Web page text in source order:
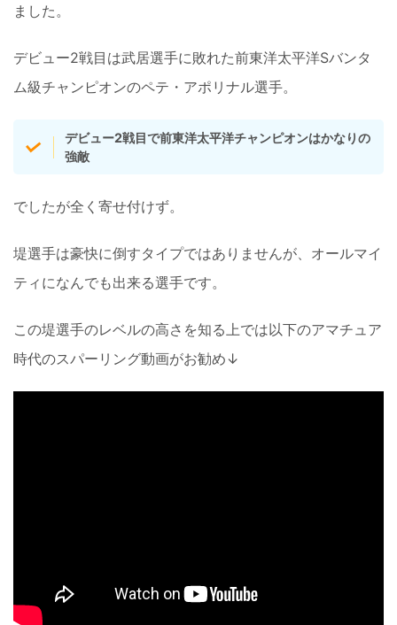
ました。
デビュー2戦目は武居選手に敗れた前東洋太平洋Sバンタ
ム級チャンピオンのペテ・アポリナル選手。
デビュー2戦目で前東洋太平洋チャンピオンはかなりの
強敵
でしたが全く寄せ付けず。
堤選手は豪快に倒すタイプではありませんが、オールマイ
ティになんでも出来る選手です。
この堤選手のレベルの高さを知る上では以下のアマチュア
時代のスパーリング動画がお勧め↓